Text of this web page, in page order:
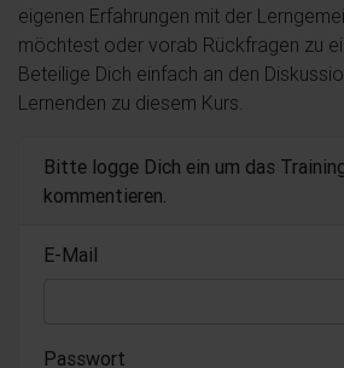
eigenen Erfahrungen mit der
möchtest oder vorab Rückfragen zu
Beteilige Dich einfach an den
Lernenden zu diesem Kurs.
Bitte logge Dich ein um das
kommentieren.
E-Mail
Passwort